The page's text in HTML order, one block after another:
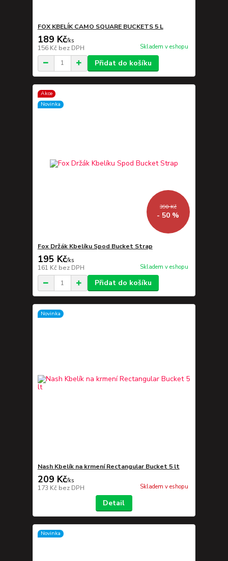
FOX KBELÍK CAMO SQUARE BUCKETS 5 L
189 Kč/ks
156 Kč bez DPH Skladem v eshopu
Přidat do košíku
Akce
Novinka
390 Kč
- 50 %
Fox Držák Kbelíku Spod Bucket Strap
195 Kč/ks
161 Kč bez DPH Skladem v eshopu
Přidat do košíku
Novinka
Nash Kbelík na krmení Rectangular Bucket 5 lt
209 Kč/ks
173 Kč bez DPH Skladem v eshopu
Detail
Novinka